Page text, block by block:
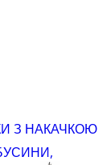
З НАКАЧКОЮ